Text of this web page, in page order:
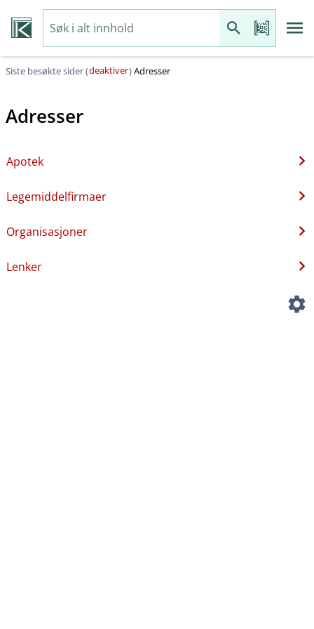
Siste besøkte sider (deaktiver)Adresser
Adresser
Apotek
Legemiddelfirmaer
Organisasjoner
Lenker